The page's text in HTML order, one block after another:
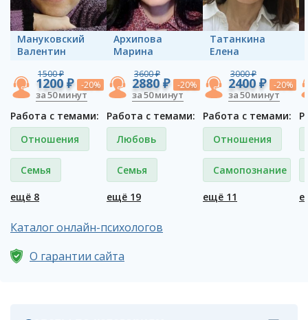
Мануковский
Валентин
1500 ₽
1200 ₽ -20%
за 50 минут
Работа с темами:
Отношения
Семья
ещё 8
Архипова
Марина
3600 ₽
2880 ₽ -20%
за 50 минут
Работа с темами:
Любовь
Семья
ещё 19
Татанкина
Елена
3000 ₽
2400 ₽ -20%
за 50 минут
Работа с темами:
Отношения
Самопознание
ещё 11
Каталог онлайн-психологов
О гарантии сайта